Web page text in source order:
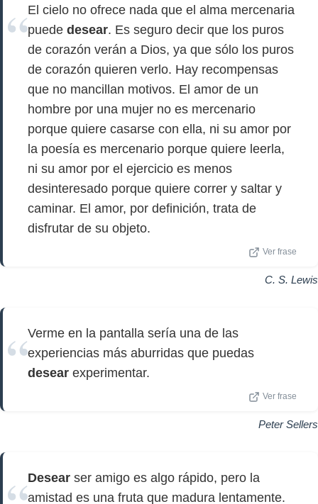
El cielo no ofrece nada que el alma mercenaria
puede desear. Es seguro decir que los puros
de corazón verán a Dios, ya que sólo los puros
de corazón quieren verlo. Hay recompensas
que no mancillan motivos. El amor de un
hombre por una mujer no es mercenario
porque quiere casarse con ella, ni su amor por
la poesía es mercenario porque quiere leerla,
ni su amor por el ejercicio es menos
desinteresado porque quiere correr y saltar y
caminar. El amor, por definición, trata de
disfrutar de su objeto.
Ver frase
C. S. Lewis
Verme en la pantalla sería una de las
experiencias más aburridas que puedas
desear experimentar.
Ver frase
Peter Sellers
Desear ser amigo es algo rápido, pero la
amistad es una fruta que madura lentamente.